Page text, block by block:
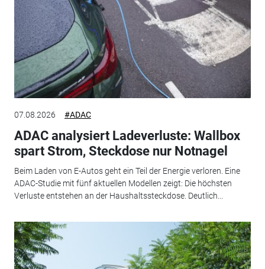
07.08.2026 #ADAC
ADAC analysiert Ladeverluste: Wallbox
spart Strom, Steckdose nur Notnagel
Beim Laden von E-Autos geht ein Teil der Energie verloren. Eine
ADAC-Studie mit fünf aktuellen Modellen zeigt: Die höchsten
Verluste entstehen an der Haushaltssteckdose. Deutlich...